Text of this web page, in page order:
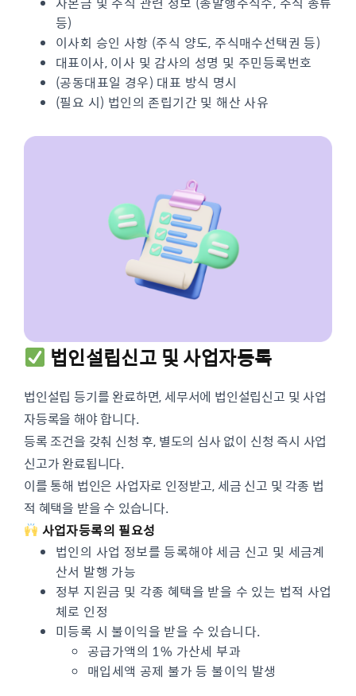
등)
이사회 승인 사항 (주식 양도, 주식매수선택권 등)
대표이사, 이사 및 감사의 성명 및 주민등록번호
(공동대표일 경우) 대표 방식 명시
(필요 시) 법인의 존립기간 및 해산 사유
법인설립신고 및 사업자등록
법인설립 등기를 완료하면, 세무서에 법인설립신고 및 사업
자등록을 해야 합니다.
등록 조건을 갖춰 신청 후, 별도의 심사 없이 신청 즉시 사업
신고가 완료됩니다.
이를 통해 법인은 사업자로 인정받고, 세금 신고 및 각종 법
적 혜택을 받을 수 있습니다.
사업자등록의 필요성
법인의 사업 정보를 등록해야 세금 신고 및 세금계
산서 발행 가능
정부 지원금 및 각종 혜택을 받을 수 있는 법적 사업
체로 인정
미등록 시 불이익을 받을 수 있습니다.
공급가액의 1% 가산세 부과
매입세액 공제 불가 등 불이익 발생